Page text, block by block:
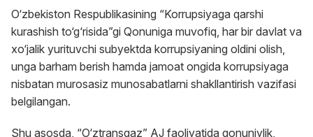
O‘zbekiston Respublikasining “Korrupsiyaga qarshi
kurashish to‘g‘risida”gi Qonuniga muvofiq, har bir davlat va
xo‘jalik yurituvchi subyektda korrupsiyaning oldini olish,
unga barham berish hamda jamoat ongida korrupsiyaga
nisbatan murosasiz munosabatlarni shakllantirish vazifasi
belgilangan.
Shu asosda, “O‘ztransgaz” AJ faoliyatida qonuniylik,